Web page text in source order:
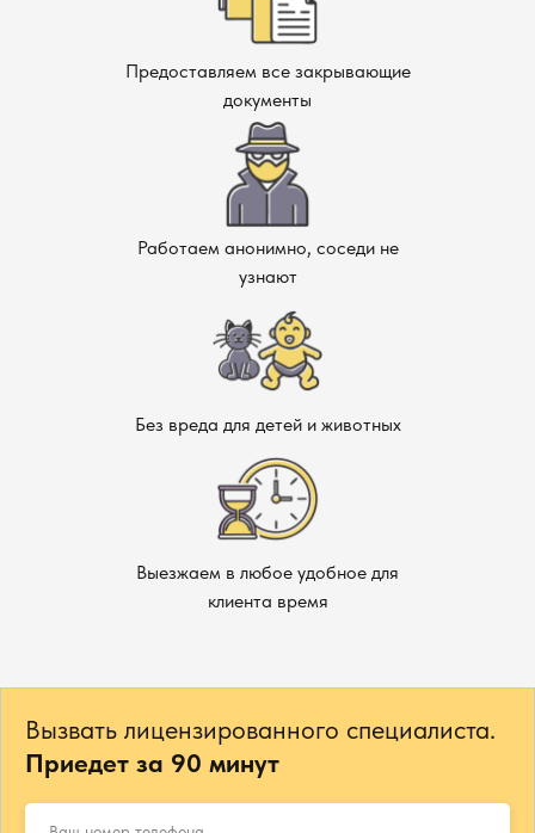
Предоставляем все закрывающие
документы
Работаем анонимно, соседи не
узнают
Без вреда для детей и животных
Выезжаем в любое удобное для
клиента время
Вызвать лицензированного специалиста.
Приедет за 90 минут